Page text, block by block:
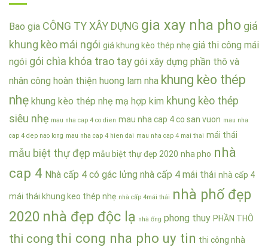
Bao gia CÔNG TY XÂY DỰNG gia xay nha pho giá
khung kèo mái ngói giá khung kèo thép nhẹ giá thi công mái
ngói gói chìa khóa trao tay gói xây dựng phần thô và
nhân công hoàn thiện huong lam nha khung kèo thép
nhẹ khung kèo thép nhẹ mạ hợp kim khung kèo thép
siêu nhẹ mau nha cap 4 co dien mau nha cap 4 co san vuon mau nha
cap 4 dep nao long mau nha cap 4 hien dai mau nha cap 4 mai thai mái thái
mẫu biệt thự đẹp mẫu biệt thự đẹp 2020 nha pho nhà
cap 4 Nhà cấp 4 có gác lửng nhà cấp 4 mái thái nhà cấp 4
mái thái khung keo thép nhẹ nhà cấp 4mái thái nhà phố đẹp
2020 nhà đẹp độc lạ nhà ống phong thuy PHẦN THÔ
thi cong thi cong nha pho uy tin thi công nhà